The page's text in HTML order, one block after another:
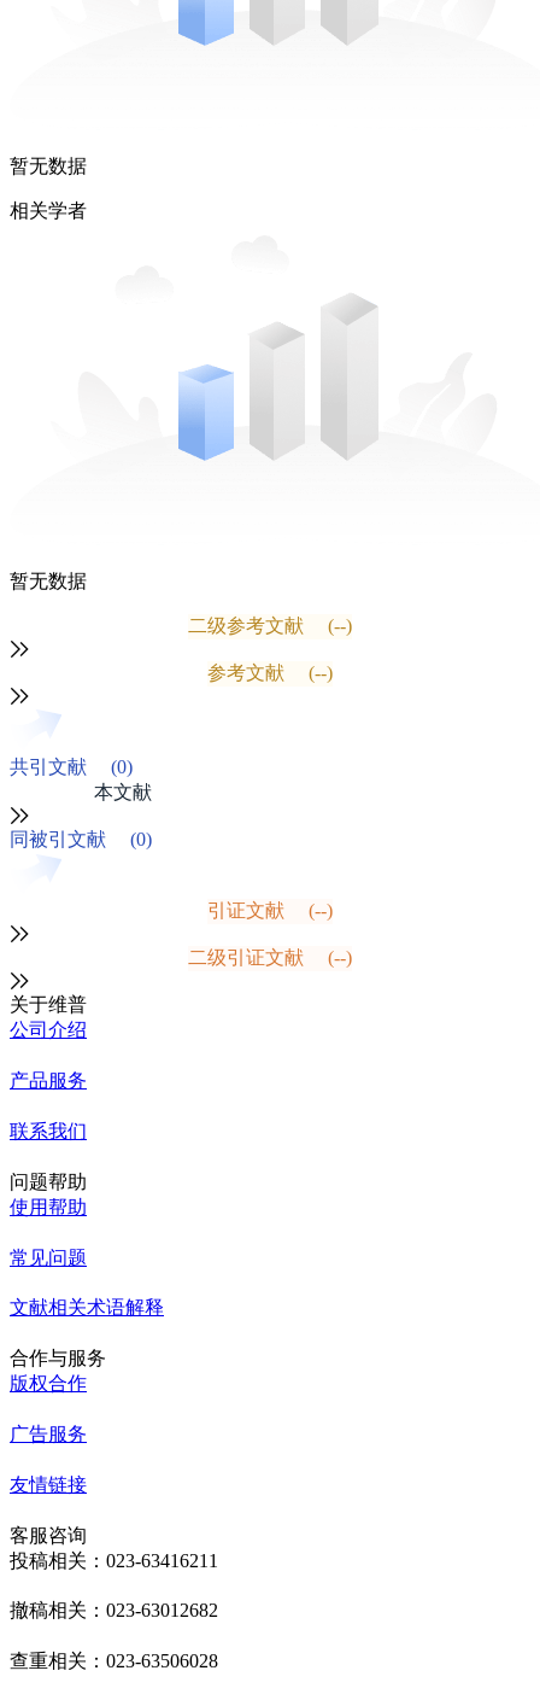
暂无数据
相关学者
暂无数据
二级参考文献 (--)
参考文献 (--)
共引文献
(0)
本文献
同被引文献 (0)
引证文献 (--)
二级引证文献 (--)
关于维普
公司介绍
产品服务
联系我们
问题帮助
使用帮助
常见问题
文献相关术语解释
合作与服务
版权合作
广告服务
友情链接
客服咨询
投稿相关：023-63416211
撤稿相关：023-63012682
查重相关：023-63506028